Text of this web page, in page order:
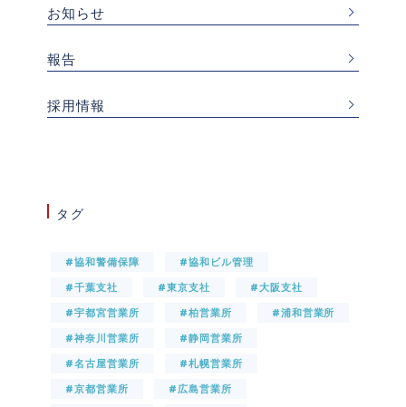
お知らせ
報告
採用情報
タグ
#協和警備保障
#協和ビル管理
#千葉支社
#東京支社
#大阪支社
#宇都宮営業所
#柏営業所
#浦和営業所
#神奈川営業所
#静岡営業所
#名古屋営業所
#札幌営業所
#京都営業所
#広島営業所